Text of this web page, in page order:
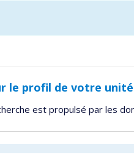
le profil de votre
est propulsé par les